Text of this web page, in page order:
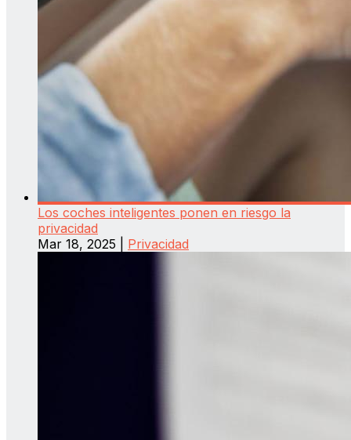
Los coches inteligentes ponen en riesgo la
privacidad
Mar 18, 2025
Privacidad